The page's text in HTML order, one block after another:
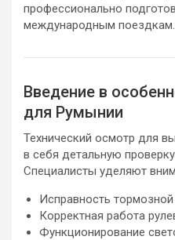
профессионально
международным поездкам.
Введение в
для Румынии
Технический осмотр для
в себя детальную
Специалисты уделяют
Исправность
Корректная работа
Функционирование